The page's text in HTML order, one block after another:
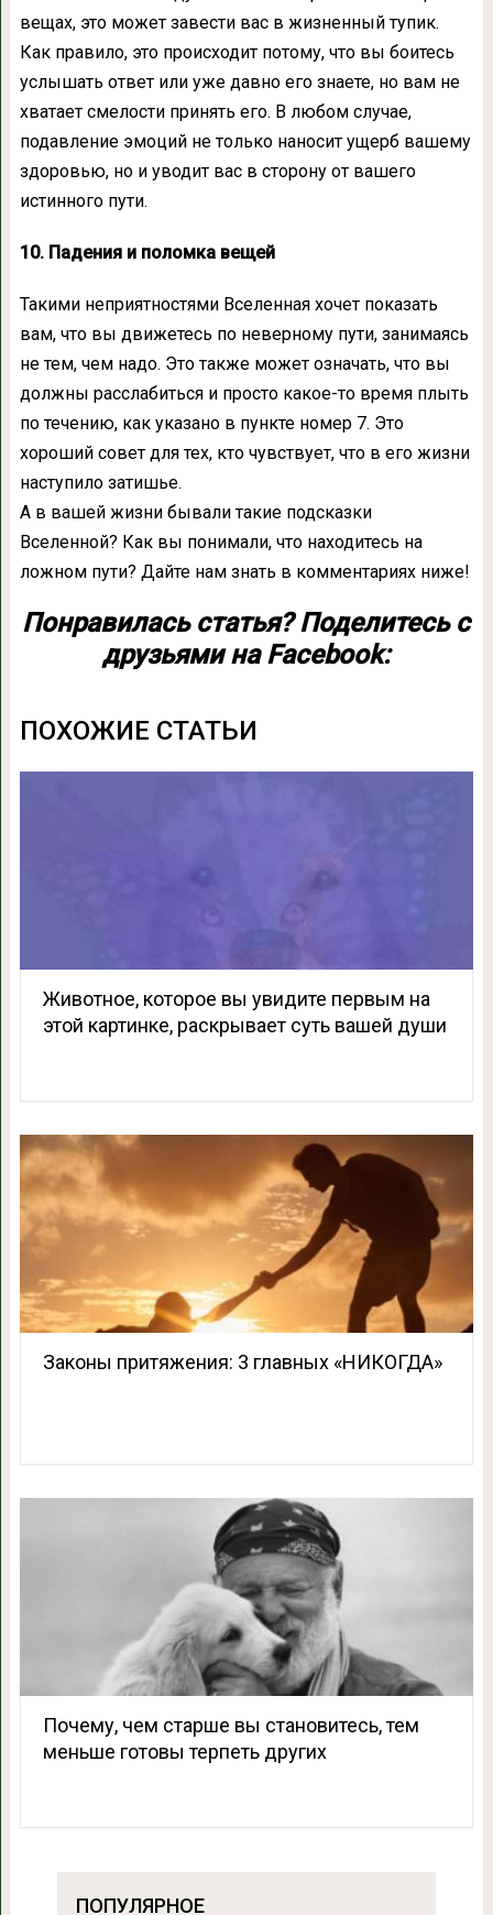
вещах, это может завести вас в жизненный тупик.
Как правило, это происходит потому, что вы боитесь
услышать ответ или уже давно его знаете, но вам не
хватает смелости принять его. В любом случае,
подавление эмоций не только наносит ущерб вашему
здоровью, но и уводит вас в сторону от вашего
истинного пути.
10. Падения и поломка вещей
Такими неприятностями Вселенная хочет показать
вам, что вы движетесь по неверному пути, занимаясь
не тем, чем надо. Это также может означать, что вы
должны расслабиться и просто какое-то время плыть
по течению, как указано в пункте номер 7. Это
хороший совет для тех, кто чувствует, что в его жизни
наступило затишье.
А в вашей жизни бывали такие подсказки
Вселенной? Как вы понимали, что находитесь на
ложном пути? Дайте нам знать в комментариях ниже!
Понравилась статья? Поделитесь с
друзьями на Facebook:
ПОХОЖИЕ СТАТЬИ
Животное, которое вы увидите первым на
этой картинке, раскрывает суть вашей души
Законы притяжения: 3 главных «НИКОГДА»
Почему, чем старше вы становитесь, тем
меньше готовы терпеть других
ПОПУЛЯРНОЕ